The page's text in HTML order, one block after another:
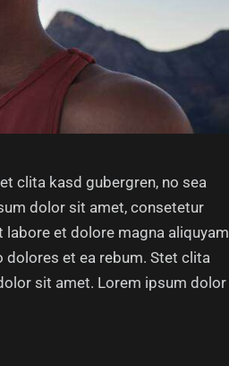
clita kasd gubergren, no sea
dolor sit amet, consetetur
et dolore magna aliquyam
dolores et ea rebum. Stet clita
sit amet. Lorem ipsum dolor